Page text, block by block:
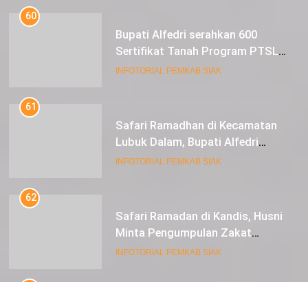
60
Bupati Alfedri serahkan 600
Sertifikat Tanah Program PTSL
kepada Masyarakat Tualang
INFOTORIAL PEMKAB SIAK
61
Safari Ramadhan di Kecamatan
Lubuk Dalam, Bupati Alfedri
Mengingatkan Masyarakat
INFOTORIAL PEMKAB SIAK
62
Safari Ramadan di Kandis, Husni
Minta Pengumpulan Zakat
Meningkat
INFOTORIAL PEMKAB SIAK